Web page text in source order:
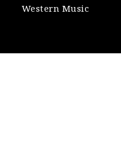
Western Music